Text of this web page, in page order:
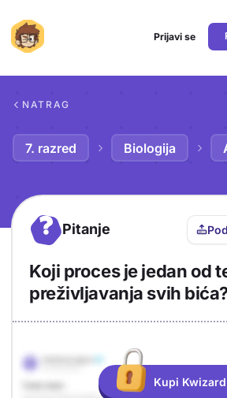
Prijavi se
NATRAG
7. razred Biologija
? Pitanje
Koji proces je jedan od
preživljavanja svih
Odgovor
Objašnjenje
Kupi